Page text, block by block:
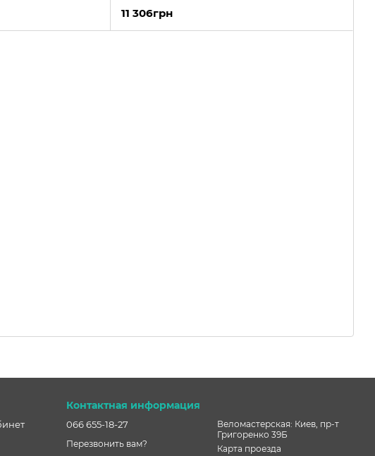
11 306грн
Контактная информация
066 655-18-27
Перезвонить вам?
Веломастерская: Киев, пр-т
Григоренко 39Б
Карта проезда